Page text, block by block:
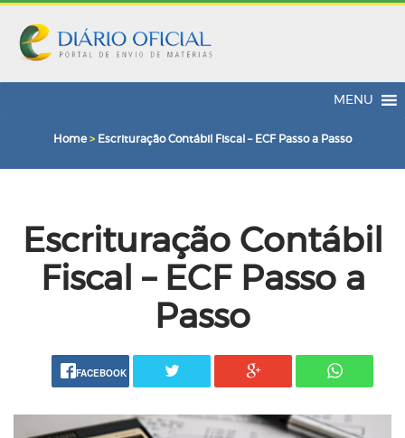
MENU
Home > Escrituração Contábil Fiscal – ECF Passo a Passo
Escrituração Contábil
Fiscal – ECF Passo a
Passo
FACEBOOK